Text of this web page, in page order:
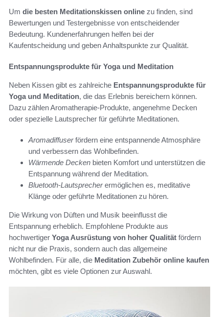
Um die besten Meditationskissen online zu finden, sind
Bewertungen und Testergebnisse von entscheidender
Bedeutung. Kundenerfahrungen helfen bei der
Kaufentscheidung und geben Anhaltspunkte zur Qualität.
Entspannungsprodukte für Yoga und Meditation
Neben Kissen gibt es zahlreiche Entspannungsprodukte für
Yoga und Meditation, die das Erlebnis bereichern können.
Dazu zählen Aromatherapie-Produkte, angenehme Decken
oder spezielle Lautsprecher für geführte Meditationen.
Aromadiffuserfördern eine entspannende Atmosphäre
und verbessern das Wohlbefinden.
Wärmende Decken bieten Komfort und unterstützen die
Entspannung während der Meditation.
Bluetooth-Lautsprecherermöglichen es, meditative
Klänge oder geführte Meditationen zu hören.
Die Wirkung von Düften und Musik beeinflusst die
Entspannung erheblich. Empfohlene Produkte aus
hochwertiger Yoga Ausrüstung von hoher Qualität fördern
nicht nur die Praxis, sondern auch das allgemeine
Wohlbefinden. Für alle, die Meditation Zubehör online kaufen
möchten, gibt es viele Optionen zur Auswahl.